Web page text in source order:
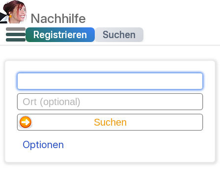
Nachhilfe
Registrieren Suchen
Optionen